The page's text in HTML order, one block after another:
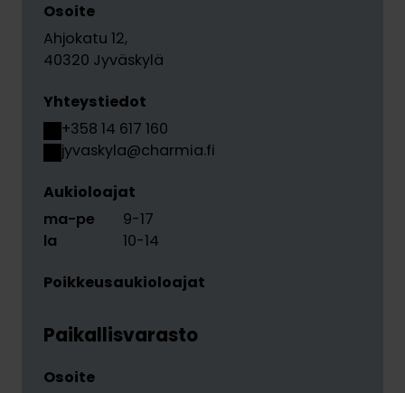
Osoite
Ahjokatu 12,
40320 Jyväskylä
Yhteystiedot
+358 14 617 160
jyvaskyla@charmia.fi
Aukioloajat
ma-pe
9-17
la
10-14
Poikkeusaukioloajat
Paikallisvarasto
Osoite